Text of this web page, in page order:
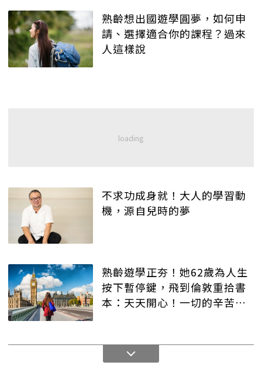
熟齡想出國遊學圓夢，如何申
請、選擇適合你的課程？過來
人這樣說
不求功成身就！大人的學習動
機，源自兒時的夢
熟齡遊學正夯！她62歲為人生
按下暫停鍵，飛到倫敦重拾書
本：天天開心！一切的辛苦都